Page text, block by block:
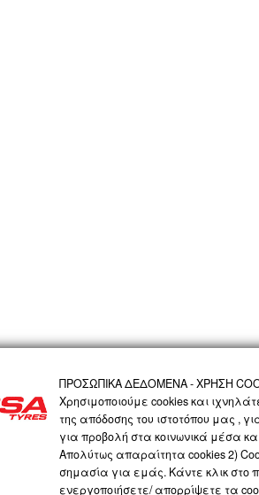
ΠΡΟΣΩΠΙΚΑ ΔΕΔΟΜΕΝΑ - ΧΡΗΣΗ
Χρησιμοποιούμε cookies και
της απόδοσης του ιστοτόπου μας ,
για προβολή στα κοινωνικά μέσα
Απολύτως απαραίτητα cookies 2)
σημασία για εμάς. Κάντε κλικ στο
ενεργοποιήσετε/ απορρίψετε τα